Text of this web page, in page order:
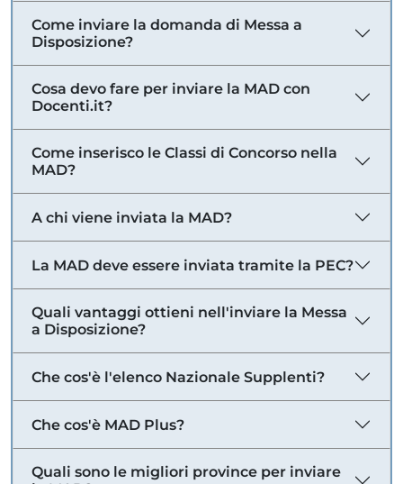
Come inviare la domanda di Messa a
Disposizione?
Cosa devo fare per inviare la MAD con
Docenti.it?
Come inserisco le Classi di Concorso nella
MAD?
A chi viene inviata la MAD?
La MAD deve essere inviata tramite la PEC?
Quali vantaggi ottieni nell'inviare la Messa
a Disposizione?
Che cos'è l'elenco Nazionale Supplenti?
Che cos'è MAD Plus?
Quali sono le migliori province per inviare